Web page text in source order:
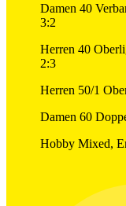
Damen 40
3:2
Herren 40
2:3
Herren 50/1
Damen 60
Hobby Mixed,